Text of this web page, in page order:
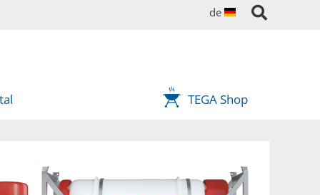
de
TEGA Shop